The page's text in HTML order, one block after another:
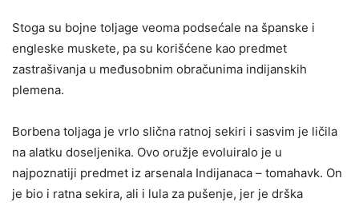
Stoga su bojne toljage veoma podsećale na španske i
engleske muskete, pa su korišćene kao predmet
zastrašivanja u međusobnim obračunima indijanskih
plemena.
Borbena toljaga je vrlo slična ratnoj sekiri i sasvim je ličila
na alatku doseljenika. Ovo oružje evoluiralo je u
najpoznatiji predmet iz arsenala Indijanaca – tomahavk. On
je bio i ratna sekira, ali i lula za pušenje, jer je drška